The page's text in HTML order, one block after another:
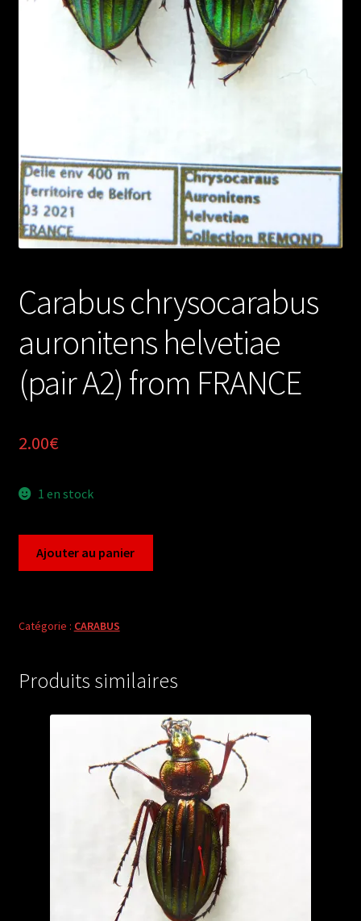
Carabus chrysocarabus
auronitens helvetiae
(pair A2) from FRANCE
2.00€
1 en stock
auronitens
A2)
Ajouter au panier
Catégorie : CARABUS
Produits similaires